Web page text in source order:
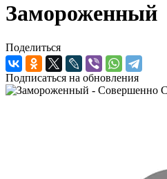
Замороженный
Поделиться
Подписаться на обновления